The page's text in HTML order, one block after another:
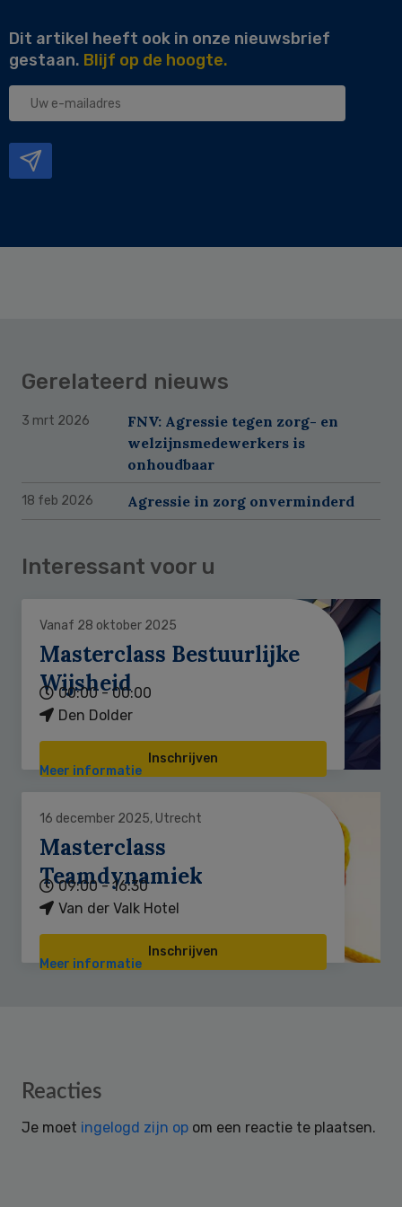
Dit artikel heeft ook in onze nieuwsbrief
gestaan. Blijf op de hoogte.
Uw
Gerelateerd nieuws
3 mrt 2026
FNV: Agressie tegen zorg- en
welzijnsmedewerkers is
onhoudbaar
18 feb 2026 Agressie in zorg onverminderd
Interessant voor u
Vanaf 28 oktober 2025
Masterclass Bestuurlijke
Wijsheid
00:00 - 00:00
Den Dolder
Inschrijven
Meer informatie
16 december 2025, Utrecht
Masterclass
Teamdynamiek
09:00 - 16:30
Van der Valk Hotel
Inschrijven
Meer informatie
Reader
Reacties
Je moet ingelogd zijn op om een reactie te plaatsen.